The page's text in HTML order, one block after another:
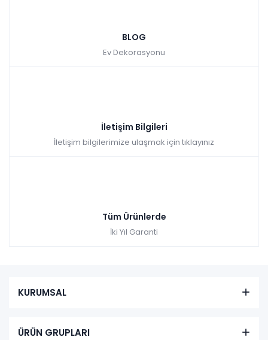
BLOG
Ev Dekorasyonu
İletişim Bilgileri
İletişim bilgilerimize ulaşmak için tıklayınız
Tüm Ürünlerde
İki Yıl Garanti
KURUMSAL
ÜRÜN GRUPLARI